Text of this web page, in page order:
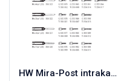
HW Mira-Post intrakanalni kolčići TITAN XL4 refill a’6